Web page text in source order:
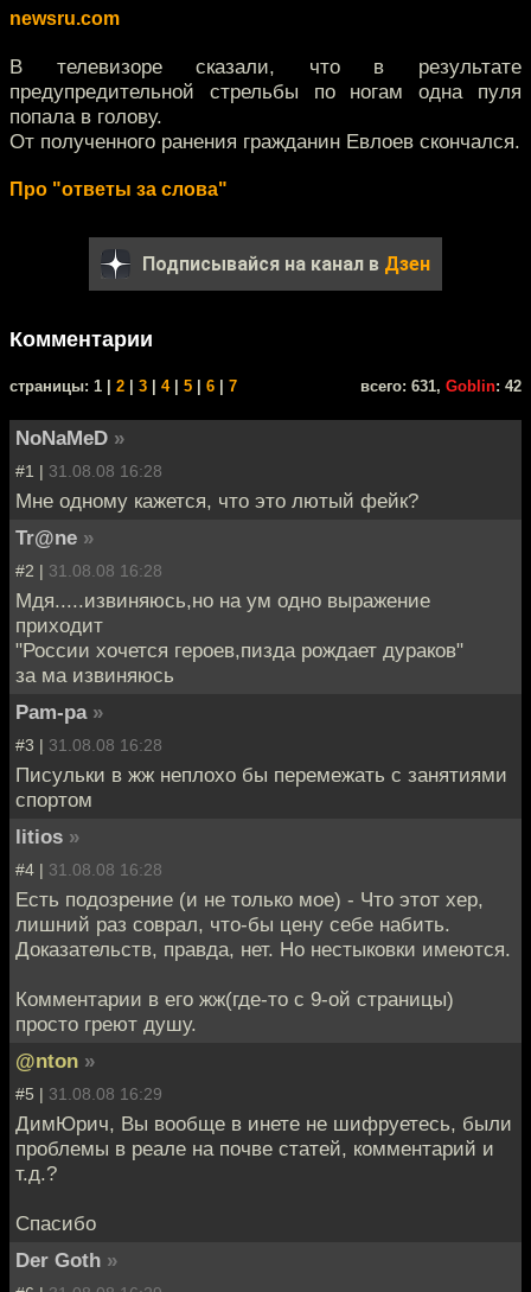
newsru.com
В телевизоре сказали, что в результате
предупредительной стрельбы по ногам одна пуля
попала в голову.
От полученного ранения гражданин Евлоев скончался.
Про "ответы за слова"
Подписывайся на канал в Дзен
Комментарии
cтраницы: 1 | 2 | 3 | 4| 5 | 6 | 7 всего: 631, Goblin: 42
NoNaMeD »
#1 | 31.08.08 16:28
Мне одному кажется, что это лютый фейк?
Tr@ne »
#2 | 31.08.08 16:28
Мдя.....извиняюсь,но на ум одно выражение
приходит
"России хочется героев,пизда рождает дураков"
за ма извиняюсь
Pam-pa »
#3 | 31.08.08 16:28
Писульки в жж неплохо бы перемежать с занятиями
спортом
litios »
#4 | 31.08.08 16:28
Есть подозрение (и не только мое) - Что этот хер,
лишний раз соврал, что-бы цену себе набить.
Доказательств, правда, нет. Но нестыковки имеются.
Комментарии в его жж(где-то с 9-ой страницы)
просто греют душу.
@nton »
#5 | 31.08.08 16:29
ДимЮрич, Вы вообще в инете не шифруетесь, были
проблемы в реале на почве статей, комментарий и
т.д.?
Спасибо
Der Goth »